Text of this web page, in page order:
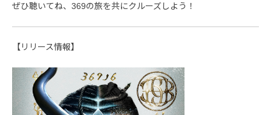
ぜひ聴いてね、369の旅を共にクルーズしよう！
【リリース情報】